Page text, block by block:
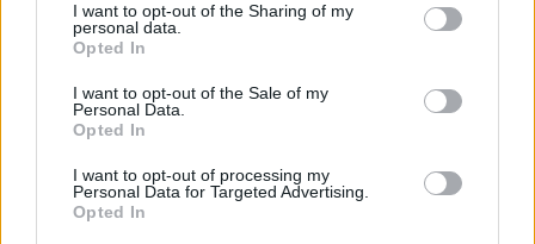
I want to opt-out of the Sharing of my
personal data.
Opted In
I want to opt-out of the Sale of my
Personal Data.
Opted In
I want to opt-out of processing my
Personal Data for Targeted Advertising.
Opted In